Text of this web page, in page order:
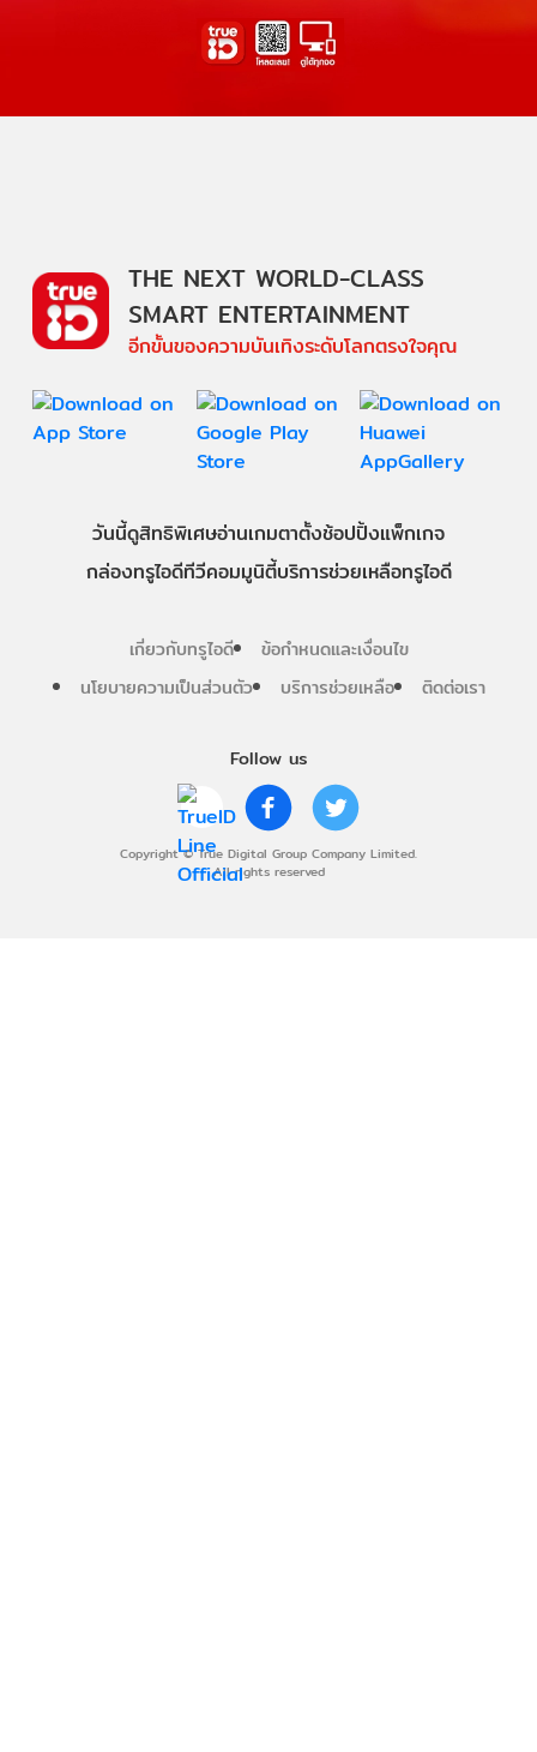
Follow us
Copyright © True Digital Group Company Limited.
All rights reserved
THE NEXT WORLD-CLASS
SMART ENTERTAINMENT
อีกขั้นของความบันเทิงระดับโลกตรงใจคุณ
วันนี้ดูสิทธิพิเศษอ่านเกมตาตั้งช้อปปิ้งแพ็กเกจ
กล่องทรูไอดีทีวีคอมมูนิตี้บริการช่วยเหลือทรูไอดี
เกี่ยวกับทรูไอดี
ข้อกำหนดและเงื่อนไข
นโยบายความเป็นส่วนตัว
บริการช่วยเหลือ ติดต่อเรา